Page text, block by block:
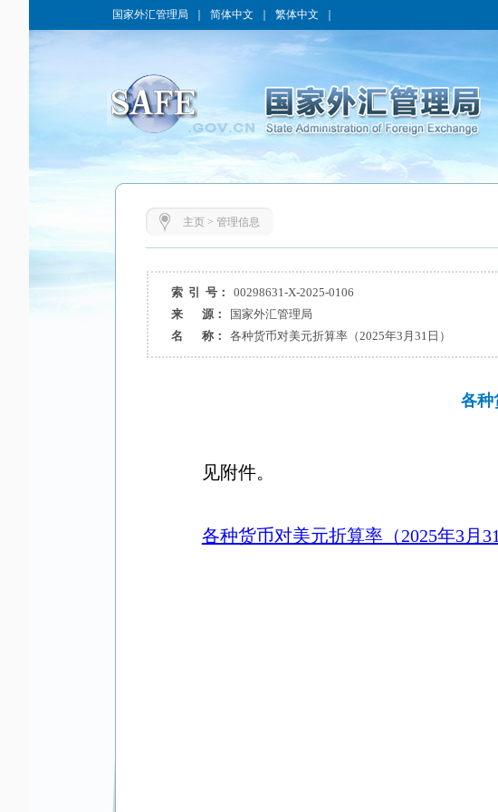
国家外汇管理局 简体中文 繁体中文
主页> 管理信息
索 引 号： 00298631-X-2025-0106
来 源：
国家外汇管理局
名 称：
各种货币对美元折算率（2025年3月31日）
各种
见附件。
各种货币对美元折算率（2025年3月31